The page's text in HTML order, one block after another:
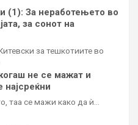
(1): За неработењето во
за сонот на
за тешкотиите во
не се мажат и
најсреќни
таа се мажи како да ѝ…